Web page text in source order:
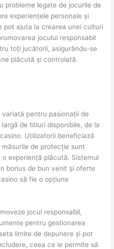
probleme legate de jocurile de
experiențele personale și
pot ajuta la crearea unei culturi
jocului responsabil
toți jucătorii, asigurându-se
plăcută și controlată.
pentru pasionații de
de titluri disponibile, de la
Utilizatorii beneficiază
de protecție sunt
experiență plăcută. Sistemul
bonus de bun venit și oferte
să fie o opțiune
jocul responsabil,
pentru gestionarea
limite de depunere și pot
ceea ce le permite să